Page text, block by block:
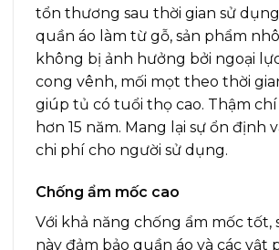
tổn thương sau thời gian sử
quần áo làm từ gỗ, sản phẩm
không bị ảnh hưởng bởi ngoại
cong vênh, mối mọt theo thời
giúp tủ có tuổi thọ cao. Thậm
hơn 15 năm. Mang lại sự ổn định
chi phí cho người sử dụng.
Chống ẩm mốc cao
Với khả năng chống ẩm mốc tốt,
này đảm bảo quần áo và các vật